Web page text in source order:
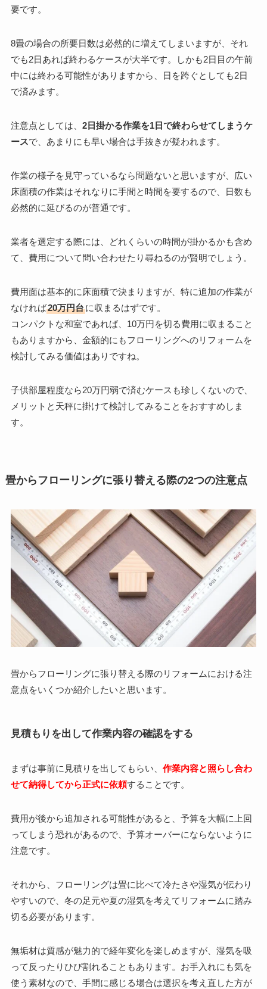
要です。
8畳の場合の所要日数は必然的に増えてしまいますが、それ
でも2日あれば終わるケースが大半です。しかも2日目の午前
中には終わる可能性がありますから、日を跨ぐとしても2日
で済みます。
注意点としては、 2日掛かる作業を1日で終わらせてしまうケ
ースで、あまりにも早い場合は手抜きが疑われます。
作業の様子を見守っているなら問題ないと思いますが、広い
床面積の作業はそれなりに手間と時間を要するので、日数も
必然的に延びるのが普通です。
業者を選定する際には、どれくらいの時間が掛かるかも含め
て、費用について問い合わせたり尋ねるのが賢明でしょう。
費用面は基本的に床面積で決まりますが、特に追加の作業が
なければ20万円台に収まるはずです。
コンパクトな和室であれば、10万円を切る費用に収まること
もありますから、金額的にもフローリングへのリフォームを
検討してみる価値はありですね。
子供部屋程度なら20万円弱で済むケースも珍しくないので、
メリットと天秤に掛けて検討してみることをおすすめしま
す。
畳からフローリングに張り替える際の2つの注意点
畳からフローリングに張り替える際のリフォームにおける注
意点をいくつか紹介したいと思います。
見積もりを出して作業内容の確認をする
まずは事前に見積りを出してもらい、 作業内容と照らし合わ
せて納得してから正式に依頼することです。
費用が後から追加される可能性があると、予算を大幅に上回
ってしまう恐れがあるので、予算オーバーにならないように
注意です。
それから、フローリングは畳に比べて冷たさや湿気が伝わり
やすいので、冬の足元や夏の湿気を考えてリフォームに踏み
切る必要があります。
無垢材は質感が魅力的で経年変化を楽しめますが、湿気を吸
って反ったりひび割れることもあります。お手入れにも気を
使う素材なので、手間に感じる場合は選択を考え直した方が